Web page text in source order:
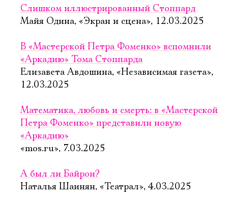
Слишком иллюстрированный Стоппард
Майя Одина, «Экран и сцена», 12.03.2025
В «Мастерской Петра Фоменко» вспомнили
«Аркадию» Тома Стоппарда
Елизавета Авдошина, «Независимая газета»,
12.03.2025
Математика, любовь и смерть: в «Мастерской
Петра Фоменко» представили новую
«Аркадию»
«mos.ru», 7.03.2025
А был ли Байрон?
Наталья Шаинян, «Театрал», 4.03.2025